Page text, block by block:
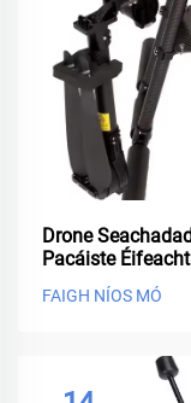
Drone
Pacáiste
FAIGH NÍOS MÓ